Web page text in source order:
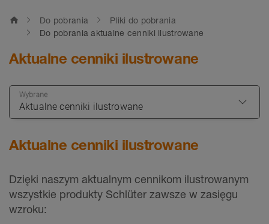
home Do pobrania
Pliki do pobrania
Do pobrania aktualne cenniki ilustrowane
Aktualne cenniki ilustrowane
Wybrane
Aktualne cenniki ilustrowane
Dzięki naszym aktualnym cennikom ilustrowanym
wszystkie produkty Schlüter zawsze w zasięgu
wzroku: